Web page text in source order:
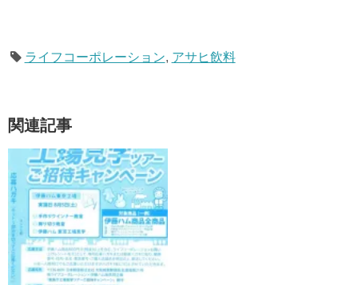
ライフコーポレーション, アサヒ飲料
関連記事